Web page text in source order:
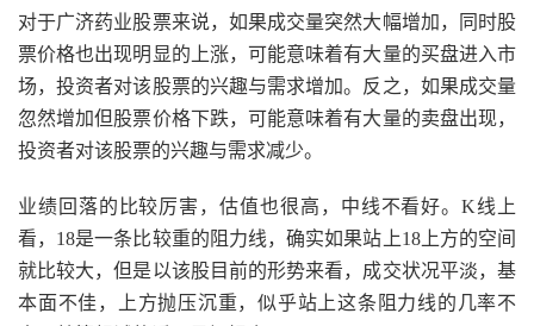
对于广济药业股票来说，如果成交量突然大幅增加，同时股
票价格也出现明显的上涨，可能意味着有大量的买盘进入市
场，投资者对该股票的兴趣与需求增加。反之，如果成交量
忽然增加但股票价格下跌，可能意味着有大量的卖盘出现，
投资者对该股票的兴趣与需求减少。
业绩回落的比较厉害，估值也很高，中线不看好。K线上
看，18是一条比较重的阻力线，确实如果站上18上方的空间
就比较大，但是以该股目前的形势来看，成交状况平淡，基
本面不佳，上方抛压沉重，似乎站上这条阻力线的几率不